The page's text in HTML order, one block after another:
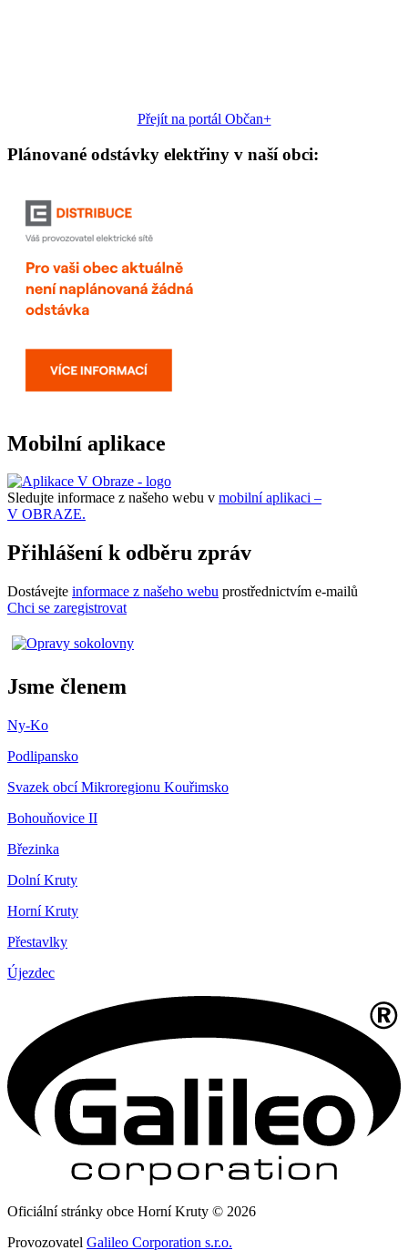
Přejít na portál Občan+
Plánované odstávky elektřiny v naší obci:
Mobilní aplikace
Sledujte informace z našeho webu v mobilní aplikaci –
V OBRAZE.
Přihlášení k odběru zpráv
Dostávejte informace z našeho webu prostřednictvím e-mailů
Chci se zaregistrovat
Jsme členem
Ny-Ko
Podlipansko
Svazek obcí Mikroregionu Kouřimsko
Bohouňovice II
Březinka
Dolní Kruty
Horní Kruty
Přestavlky
Újezdec
Oficiální stránky obce Horní Kruty © 2026
Provozovatel Galileo Corporation s.r.o.